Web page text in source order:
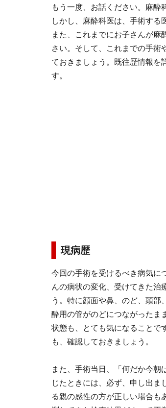
もう一度、お話ください。麻酔
しかし、麻酔科医は、手術する
また、これまでにお子さんが
さい。そして、これまでの手術
ておきましょう。既往歴情報を
す。
現病歴
今回の手術を受けるべき病気に
んの病状の変化、受けてきた治
う。特に顔面や鼻、のど、頭部
酔用の管がのどにつながったま
状態も、とても気になることで
も、確認しておきましょう。
また、手術当日、「何だか今朝
じたときには、必ず、申し出ま
る親の感性の方が正しい場合も